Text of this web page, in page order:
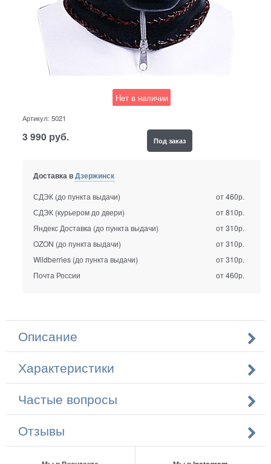
Нет в наличии
Артикул: 5021
3 990 руб. Под заказ
Доставка вДзержинск
СДЭК (до пункта выдачи)
от 460р.
СДЭК (курьером до двери)
от 810р.
Яндекс Доставка (до пункта выдачи)
от 310р.
OZON (до пункта выдачи)
от 310р.
Wildberries (до пункта выдачи)
от 310р.
Почта России
от 460р.
Описание
Характеристики
Частые вопросы
Отзывы